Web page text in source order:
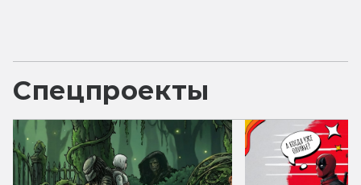
Спецпроекты